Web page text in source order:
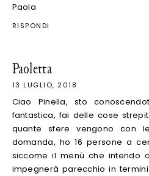
Paola
RISPONDI
Paoletta
13 LUGLIO, 2018
Ciao Pinella, sto
fantastica, fai delle cose
quante sfere vengono con
domanda, ho 16 persone a
siccome il menù che intendo
impegnerà parecchio in